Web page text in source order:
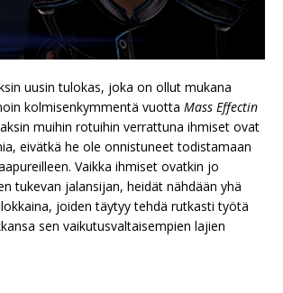
uusin tulokas, joka on ollut mukana
kolmisenkymmentä vuotta Mass Effectin
muihin rotuihin verrattuna ihmiset ovat
eivätkä he ole onnistuneet todistamaan
Vaikka ihmiset ovatkin jo
tukevan jalansijan, heidät nähdään yhä
joiden täytyy tehdä rutkasti työtä
sen vaikutusvaltaisempien lajien